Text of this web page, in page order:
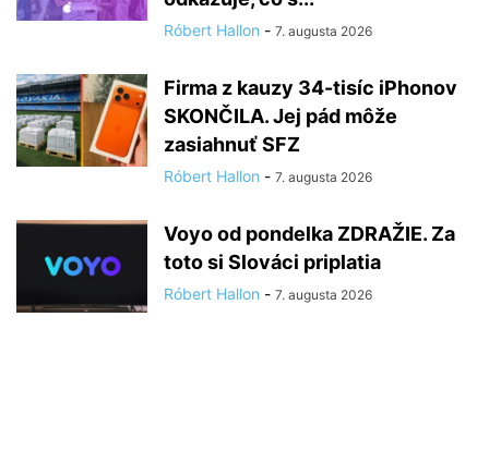
Róbert Hallon - 7. augusta 2026
Firma z kauzy 34-tisíc iPhonov
SKONČILA. Jej pád môže
zasiahnuť SFZ
Róbert Hallon - 7. augusta 2026
Voyo od pondelka ZDRAŽIE. Za
toto si Slováci priplatia
Róbert Hallon - 7. augusta 2026